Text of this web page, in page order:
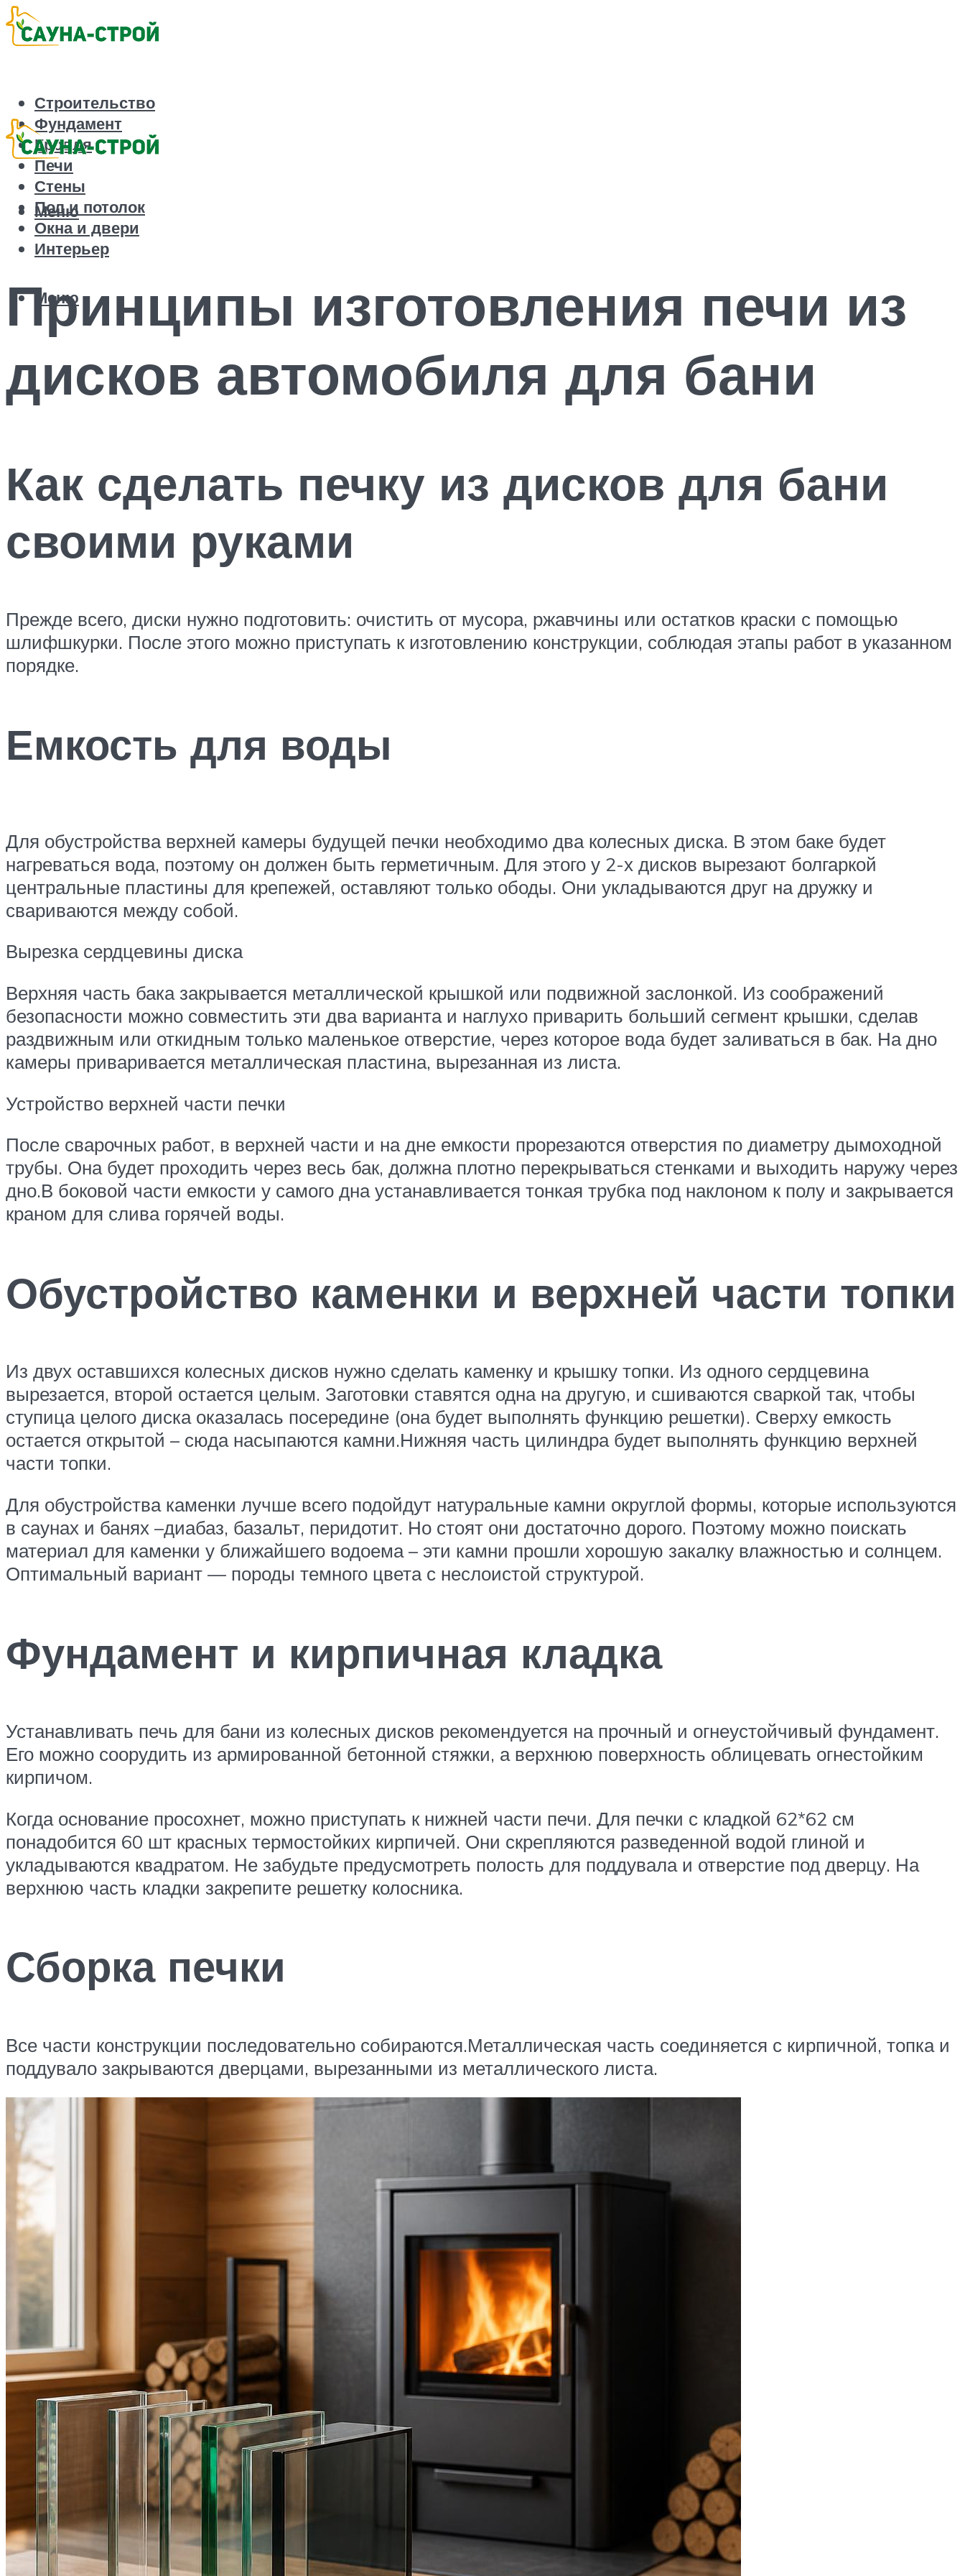
Строительство
Фундамент
Кровля
Печи
Стены
Пол и потолок
Окна и двери
Интерьер
Меню
Меню
Принципы изготовления печи из
дисков автомобиля для бани
Как сделать печку из дисков для бани
своими руками
Прежде всего, диски нужно подготовить: очистить от мусора, ржавчины или остатков краски с помощью
шлифшкурки. После этого можно приступать к изготовлению конструкции, соблюдая этапы работ в указанном
порядке.
Емкость для воды
Для обустройства верхней камеры будущей печки необходимо два колесных диска. В этом баке будет
нагреваться вода, поэтому он должен быть герметичным. Для этого у 2-х дисков вырезают болгаркой
центральные пластины для крепежей, оставляют только ободы. Они укладываются друг на дружку и
свариваются между собой.
Вырезка сердцевины диска
Верхняя часть бака закрывается металлической крышкой или подвижной заслонкой. Из соображений
безопасности можно совместить эти два варианта и наглухо приварить больший сегмент крышки, сделав
раздвижным или откидным только маленькое отверстие, через которое вода будет заливаться в бак. На дно
камеры приваривается металлическая пластина, вырезанная из листа.
Устройство верхней части печки
После сварочных работ, в верхней части и на дне емкости прорезаются отверстия по диаметру дымоходной
трубы. Она будет проходить через весь бак, должна плотно перекрываться стенками и выходить наружу через
дно.В боковой части емкости у самого дна устанавливается тонкая трубка под наклоном к полу и закрывается
краном для слива горячей воды.
Обустройство каменки и верхней части топки
Из двух оставшихся колесных дисков нужно сделать каменку и крышку топки. Из одного сердцевина
вырезается, второй остается целым. Заготовки ставятся одна на другую, и сшиваются сваркой так, чтобы
ступица целого диска оказалась посередине (она будет выполнять функцию решетки). Сверху емкость
остается открытой – сюда насыпаются камни.Нижняя часть цилиндра будет выполнять функцию верхней
части топки.
Для обустройства каменки лучше всего подойдут натуральные камни округлой формы, которые используются
в саунах и банях –диабаз, базальт, перидотит. Но стоят они достаточно дорого. Поэтому можно поискать
материал для каменки у ближайшего водоема – эти камни прошли хорошую закалку влажностью и солнцем.
Оптимальный вариант — породы темного цвета с неслоистой структурой.
Фундамент и кирпичная кладка
Устанавливать печь для бани из колесных дисков рекомендуется на прочный и огнеустойчивый фундамент.
Его можно соорудить из армированной бетонной стяжки, а верхнюю поверхность облицевать огнестойким
кирпичом.
Когда основание просохнет, можно приступать к нижней части печи. Для печки с кладкой 62*62 см
понадобится 60 шт красных термостойких кирпичей. Они скрепляются разведенной водой глиной и
укладываются квадратом. Не забудьте предусмотреть полость для поддувала и отверстие под дверцу. На
верхнюю часть кладки закрепите решетку колосника.
Сборка печки
Все части конструкции последовательно собираются.Металлическая часть соединяется с кирпичной, топка и
поддувало закрываются дверцами, вырезанными из металлического листа.